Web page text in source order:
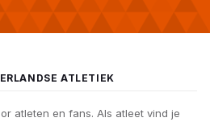
ATLETIEK
atleten en fans. Als atleet vind je